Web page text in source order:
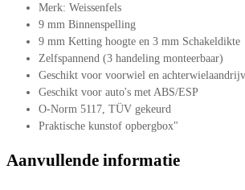
Merk: Weissenfels
9 mm Binnenspelling
9 mm Ketting hoogte en 3 mm Schakeldikte
Zelfspannend (3 handeling monteerbaar)
Geschikt voor voorwiel en
Geschikt voor auto's met ABS/ESP
O-Norm 5117, TÜV gekeurd
Praktische kunstof opbergbox"
Aanvullende informatie